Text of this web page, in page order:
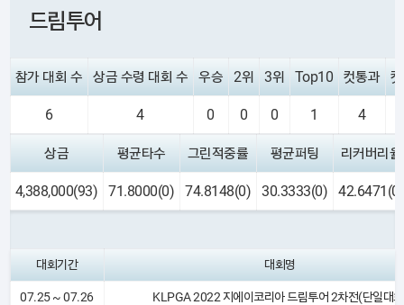
드림투어
참가 대회 수 상금 수령 대회 수 우승 2위 3위 Top10 컷통과
6 4 0 0 0 1 4
상금 평균타수 그린적중률 평균퍼팅 리커버리율
4,388,000(93) 71.8000(0) 74.8148(0) 30.3333(0) 42.6471(0)
대회기간 대회명
07.25 ~ 07.26 KLPGA 2022 지에이코리아 드림투어 2차전(단일대